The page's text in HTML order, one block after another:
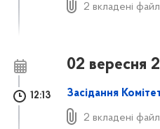
2 вкладені
02 вересня
12:13 Засідання
2 вкладені